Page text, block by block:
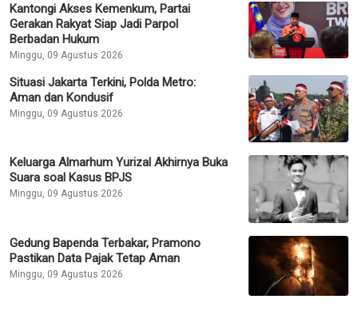
Kantongi Akses Kemenkum, Partai
Gerakan Rakyat Siap Jadi Parpol
Berbadan Hukum
Minggu, 09 Agustus 2026
Situasi Jakarta Terkini, Polda Metro:
Aman dan Kondusif
Minggu, 09 Agustus 2026
Keluarga Almarhum Yurizal Akhirnya Buka
Suara soal Kasus BPJS
Minggu, 09 Agustus 2026
Gedung Bapenda Terbakar, Pramono
Pastikan Data Pajak Tetap Aman
Minggu, 09 Agustus 2026